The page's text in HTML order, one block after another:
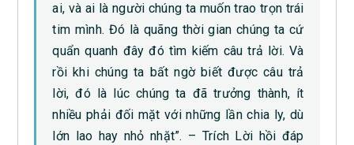
ai, và ai là người chúng ta muốn trao trọn trái
tim mình. Đó là quãng thời gian chúng ta cứ
quẩn quanh đây đó tìm kiếm câu trả lời. Và
rồi khi chúng ta bất ngờ biết được câu trả
lời, đó là lúc chúng ta đã trưởng thành, ít
nhiều phải đối mặt với những lần chia ly, dù
lớn lao hay nhỏ nhặt”. – Trích Lời hồi đáp